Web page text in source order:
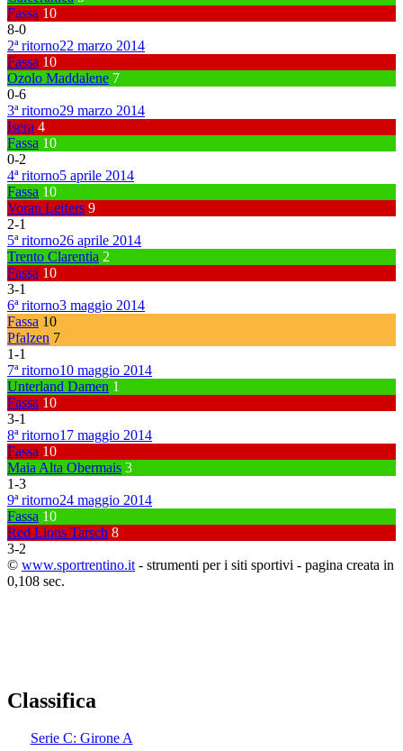
Fassa 10
8-0
2ª ritorno22 marzo 2014
Fassa 10
Ozolo Maddalene 7
0-6
3ª ritorno29 marzo 2014
Isera 4
Fassa 10
0-2
4ª ritorno5 aprile 2014
Fassa 10
Voran Leifers 9
2-1
5ª ritorno26 aprile 2014
Trento Clarentia 2
Fassa 10
3-1
6ª ritorno3 maggio 2014
Fassa 10
Pfalzen 7
1-1
7ª ritorno10 maggio 2014
Unterland Damen 1
Fassa 10
3-1
8ª ritorno17 maggio 2014
Fassa 10
Maia Alta Obermais 3
1-3
9ª ritorno24 maggio 2014
Fassa 10
Red Lions Tarsch 8
3-2
© www.sportrentino.it - strumenti per i siti sportivi - pagina creata in
0,108 sec.
Classifica
Serie C: Girone A